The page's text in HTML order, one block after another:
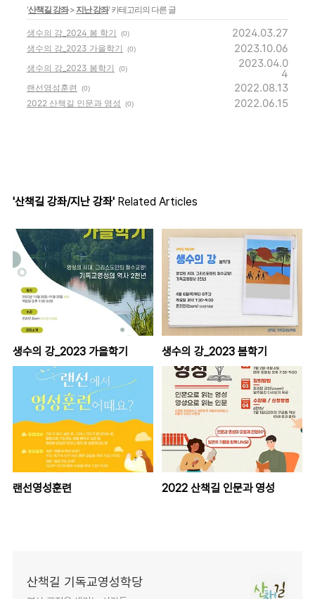
'산책길 강좌>지난 강좌' 카테고리의 다른 글
생수의 강_2024 봄 학기 (0) 2024.03.27
생수의 강_2023 가을학기 (0) 2023.10.06
생수의 강_2023 봄학기 (0) 2023.04.0
4
랜선영성훈련 (0) 2022.08.13
2022 산책길 인문과 영성 (0) 2022.06.15
'산책길 강좌/지난 강좌' Related Articles
생수의 강_2023 가을학기 생수의 강_2023 봄학기
랜선영성훈련 2022 산책길 인문과 영성
산책길 기독교영성학당